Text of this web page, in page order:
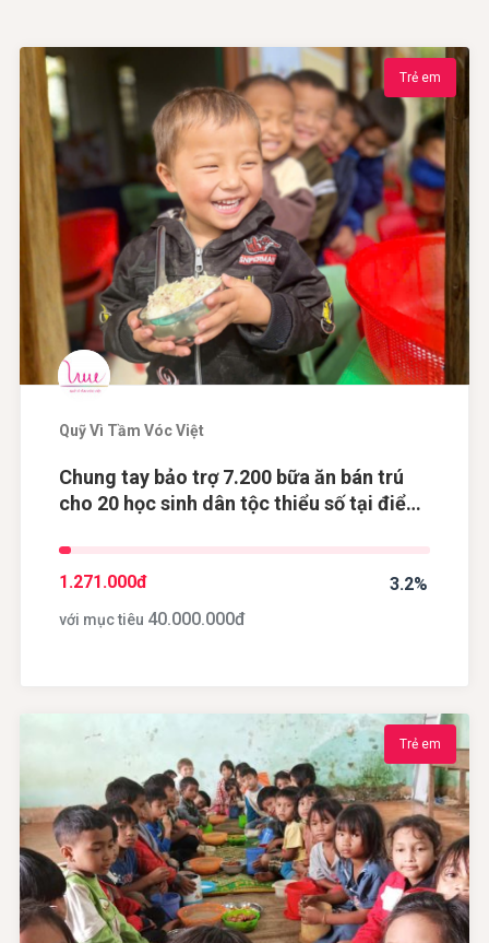
Trẻ em
Quỹ Vì Tầm Vóc Việt
Chung tay bảo trợ 7.200 bữa ăn bán trú
cho 20 học sinh dân tộc thiểu số tại điểm
3.2%
1.271.000đ
với mục tiêu 40.000.000đ
Trẻ em